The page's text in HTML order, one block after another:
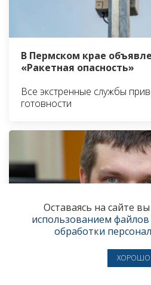
В Пермском крае
«Ракетная опасность»
Все экстренные службы
готовности
Оставаясь на сайте
использованием файлов
обработки
ХОРОШО